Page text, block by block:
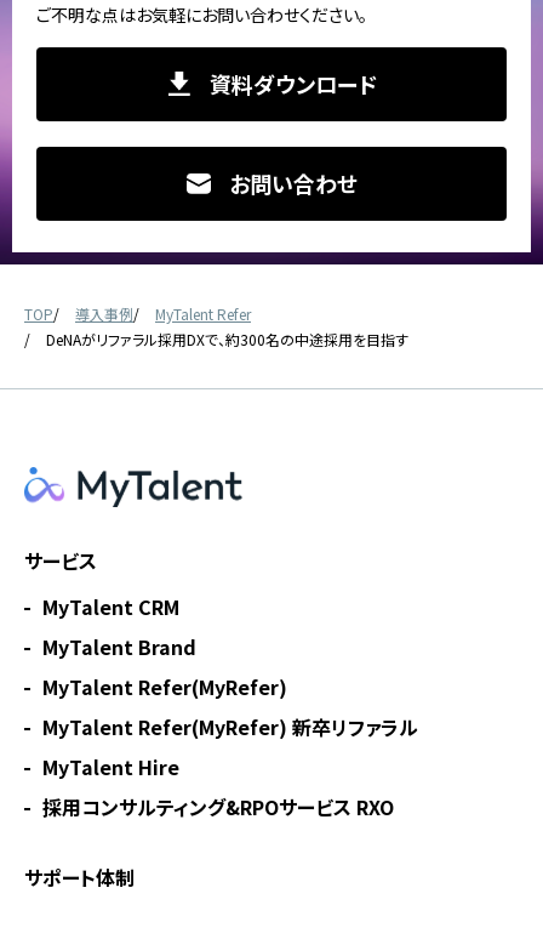
ご不明な点はお気軽にお問い合わせください。
資料ダウンロード
お問い合わせ
TOP 導入事例
MyTalent Refer
DeNAがリファラル採用DXで、約300名の中途採用を目指す
サービス
MyTalent CRM
MyTalent Brand
MyTalent Refer(MyRefer)
MyTalent Refer(MyRefer) 新卒リファラル
MyTalent Hire
採用コンサルティング&RPOサービス RXO
サポート体制